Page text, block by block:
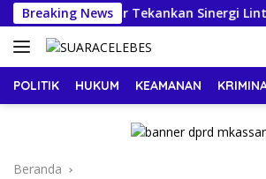
Langsung
ke
konten
Breaking News
Sekda Makassar Tekankan Sinergi
POLITIK HUKUM KEAMANAN
Beranda